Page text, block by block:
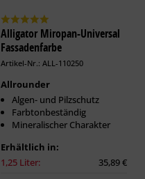
Alligator Miropan-Universal
Fassadenfarbe
Artikel-Nr.: ALL-110250
Allrounder
Algen- und Pilzschutz
Farbtonbeständig
Mineralischer Charakter
Erhältlich in:
1,25 Liter:
35,89 €